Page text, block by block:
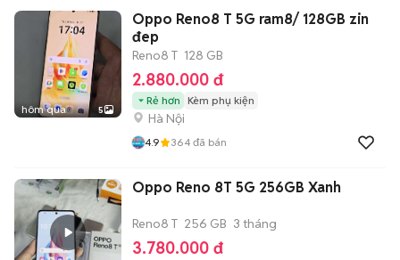
hôm qua 5
Oppo Reno8 T 5G ram8/ 128GB zin
đep
Reno8 T 128 GB
2.880.000 đ
Rẻ hơn Kèm phụ kiện
Hà Nội
4.9 364 đã bán
Oppo Reno 8T 5G 256GB Xanh
Reno8 T 256 GB 3 tháng
3.780.000 đ